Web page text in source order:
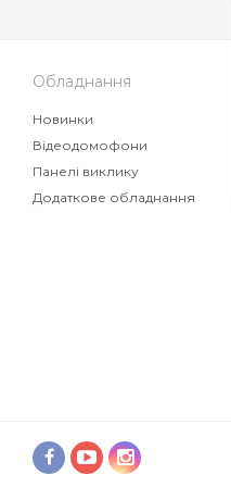
Обладнання
Новинки
Відеодомофони
Панелі виклику
Додаткове обладнання